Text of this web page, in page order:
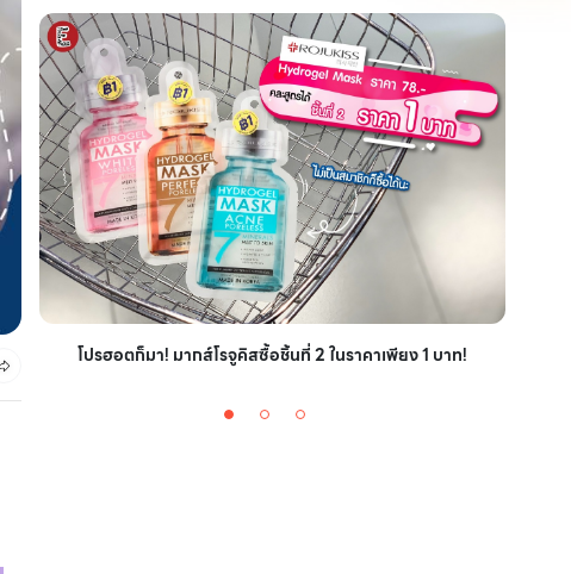
โปรฮอตก็มา! มากส์โรจูคิสซื้อชิ้นที่ 2 ในราคาเพียง 1 บาท!